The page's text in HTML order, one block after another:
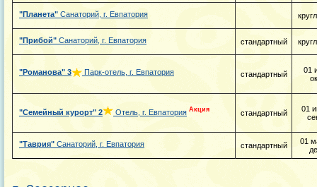
"Планета" Санаторий, г. Евпатория
"Прибой" Санаторий, г. Евпатория стандартный
"Романова" 3 Парк-отель, г. Евпатория стандартный
01
"Семейный курорт" 2 Отель, г. Евпатория Акция стандартный
01
"Таврия" Санаторий, г. Евпатория стандартный
01